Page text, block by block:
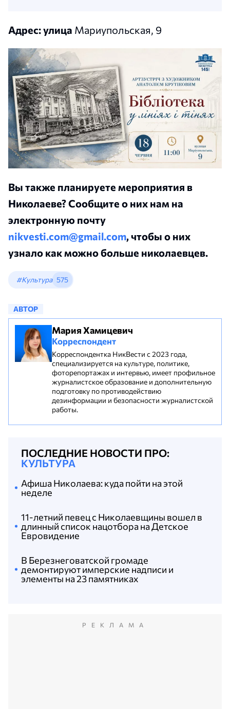
Адрес: улица Мариупольская, 9
Вы также планируете мероприятия в
Николаеве? Сообщите о них нам на
электронную почту
nikvesti.com@gmail.com, чтобы о них
узнало как можно больше николаевцев.
#Культура 575
АВТОР
Мария Хамицевич
Корреспондент
Корреспондентка НикВести с 2023 года,
специализируется на культуре, политике,
фоторепортажах и интервью, имеет профильное
журналистское образование и дополнительную
подготовку по противодействию
дезинформации и безопасности журналистской
работы.
ПОСЛЕДНИЕ НОВОСТИ ПРО:
КУЛЬТУРА
В Березнеговатской громаде
демонтируют имперские надписи и
элементы на 23 памятниках
11-летний певец с Николаевщины вошел в
длинный список нацотбора на Детское
Евровидение
Афиша Николаева: куда пойти на этой
неделе
РЕКЛАМА